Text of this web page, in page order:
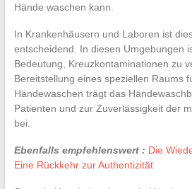
Hände waschen kann.
In Krankenhäusern und Laboren ist
entscheidend. In diesen Umgebungen
Bedeutung, Kreuzkontaminationen zu
Bereitstellung eines speziellen Raums
Händewaschen trägt das
Patienten und zur Zuverlässigkeit der
bei.
Ebenfalls empfehlenswert : Die
Eine Rückkehr zur Authentizität